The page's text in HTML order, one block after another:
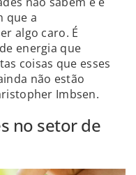
que a
algo caro. É
energia que
coisas que esses
não estão
Imbsen.
no setor de